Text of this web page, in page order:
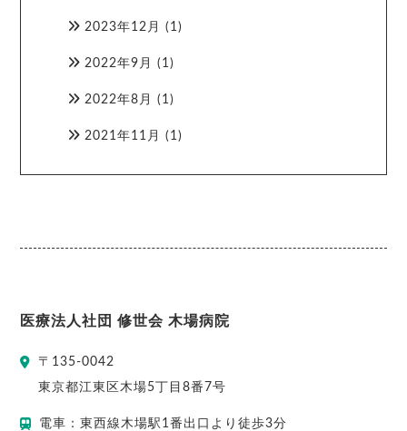
2023年12月 (1)
2022年9月 (1)
2022年8月 (1)
2021年11月 (1)
医療法人社団 修世会 木場病院
〒 135-0042
東京都江東区木場5丁目8番7号
電車：東西線木場駅1番出口より徒歩3分